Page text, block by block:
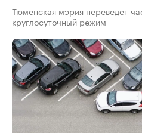
Тюменская мэрия переведет
круглосуточный режим